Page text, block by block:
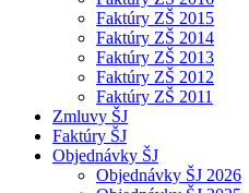
Faktúry ZŠ 2015
Faktúry ZŠ 2014
Faktúry ZŠ 2013
Faktúry ZŠ 2012
Faktúry ZŠ 2011
Zmluvy ŠJ
Faktúry ŠJ
Objednávky ŠJ
Objednávky ŠJ 2026